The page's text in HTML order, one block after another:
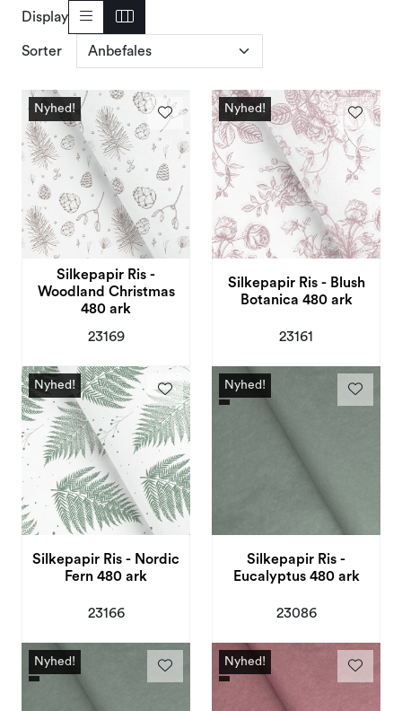
Display
Sorter
Nyhed!
Silkepapir Ris -
Woodland Christmas
480 ark
23169
Nyhed!
Silkepapir Ris - Blush
Botanica 480 ark
23161
Nyhed!
Silkepapir Ris - Nordic
Fern 480 ark
23166
Nyhed!
Silkepapir Ris -
Eucalyptus 480 ark
23086
Nyhed! Nyhed!